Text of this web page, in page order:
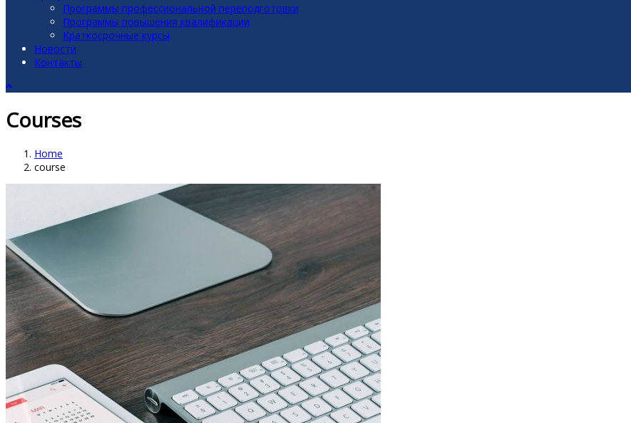
Программы профессиональной переподготовки
Программы повышения квалификации
Краткосрочные курсы
Новости
Контакты
Courses
Home
course